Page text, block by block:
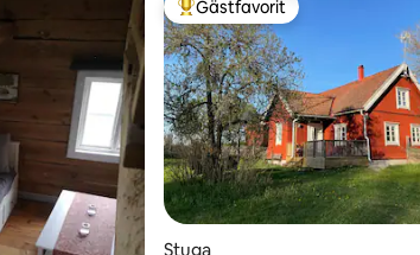
Populär gästfavorit
Gästfavorit
Stuga